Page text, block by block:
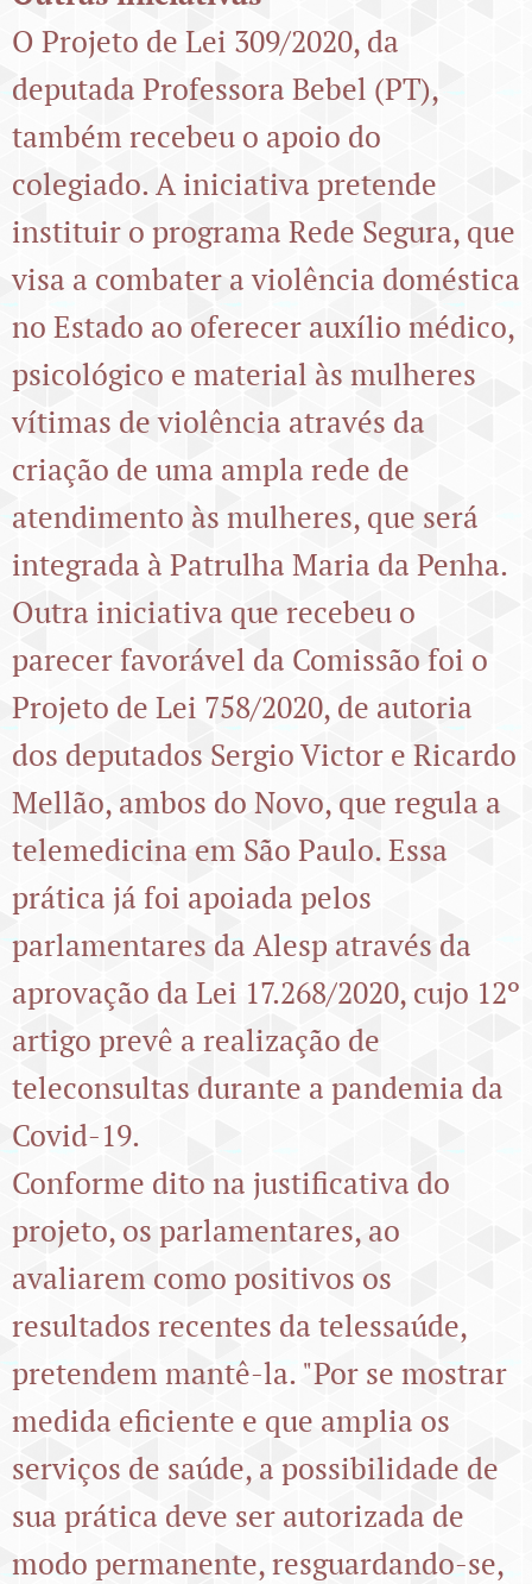
O Projeto de Lei 309/2020, da
deputada Professora Bebel (PT),
também recebeu o apoio do
colegiado. A iniciativa pretende
instituir o programa Rede Segura, que
visa a combater a violência doméstica
no Estado ao oferecer auxílio médico,
psicológico e material às mulheres
vítimas de violência através da
criação de uma ampla rede de
atendimento às mulheres, que será
integrada à Patrulha Maria da Penha.
Outra iniciativa que recebeu o
parecer favorável da Comissão foi o
Projeto de Lei 758/2020, de autoria
dos deputados Sergio Victor e Ricardo
Mellão, ambos do Novo, que regula a
telemedicina em São Paulo. Essa
prática já foi apoiada pelos
parlamentares da Alesp através da
aprovação da Lei 17.268/2020, cujo 12º
artigo prevê a realização de
teleconsultas durante a pandemia da
Covid-19.
Conforme dito na justificativa do
projeto, os parlamentares, ao
avaliarem como positivos os
resultados recentes da telessaúde,
pretendem mantê-la. "Por se mostrar
medida eficiente e que amplia os
serviços de saúde, a possibilidade de
sua prática deve ser autorizada de
modo permanente, resguardando-se,